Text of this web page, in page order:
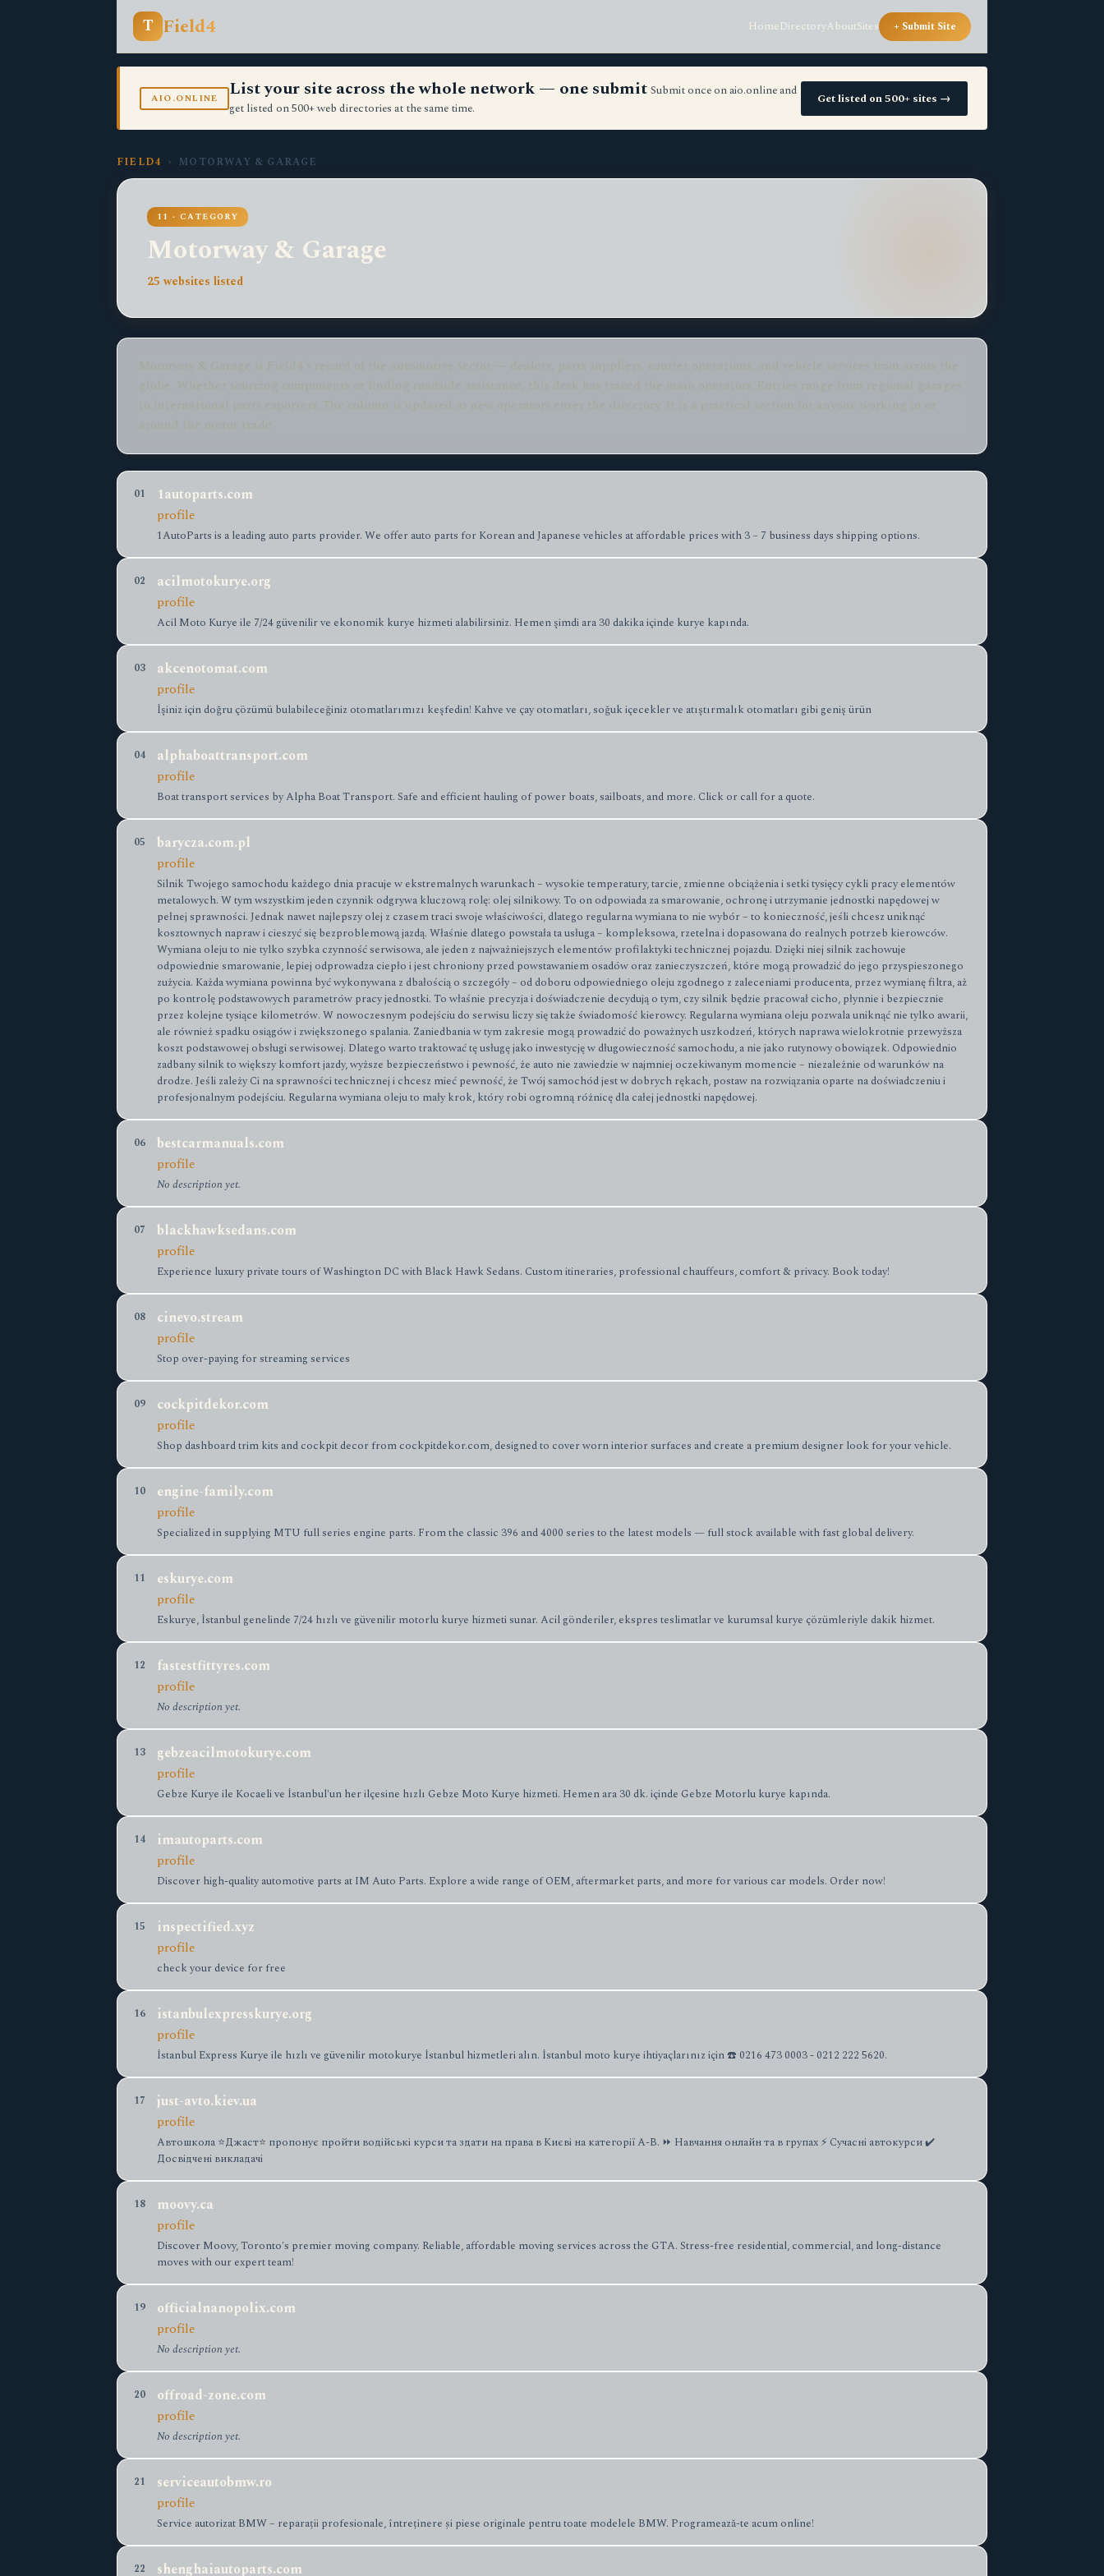
T Field4 HomeDirectoryAboutSites + Submit Site
AIO.ONLINE List your site across the whole network — one submit Submit once on aio.online and
get listed on 500+ web directories at the same time.
Get listed on 500+ sites →
FIELD4 › MOTORWAY & GARAGE
11 · CATEGORY
Motorway & Garage
25 websites listed
Motorway & Garage is Field4's record of the automotive sector — dealers, parts suppliers, courier operations, and vehicle services from across the
globe. Whether sourcing components or finding roadside assistance, this desk has traced the main operators. Entries range from regional garages
to international parts exporters. The column is updated as new operators enter the directory. It is a practical section for anyone working in or
around the motor trade.
01
1autoparts.com
profile
1AutoParts is a leading auto parts provider. We offer auto parts for Korean and Japanese vehicles at affordable prices with 3 – 7 business days shipping options.
02
acilmotokurye.org
profile
Acil Moto Kurye ile 7/24 güvenilir ve ekonomik kurye hizmeti alabilirsiniz. Hemen şimdi ara 30 dakika içinde kurye kapında.
03
akcenotomat.com
profile
İşiniz için doğru çözümü bulabileceğiniz otomatlarımızı keşfedin! Kahve ve çay otomatları, soğuk içecekler ve atıştırmalık otomatları gibi geniş ürün
04
alphaboattransport.com
profile
Boat transport services by Alpha Boat Transport. Safe and efficient hauling of power boats, sailboats, and more. Click or call for a quote.
05
barycza.com.pl
profile
Silnik Twojego samochodu każdego dnia pracuje w ekstremalnych warunkach – wysokie temperatury, tarcie, zmienne obciążenia i setki tysięcy cykli pracy elementów
metalowych. W tym wszystkim jeden czynnik odgrywa kluczową rolę: olej silnikowy. To on odpowiada za smarowanie, ochronę i utrzymanie jednostki napędowej w
pełnej sprawności. Jednak nawet najlepszy olej z czasem traci swoje właściwości, dlatego regularna wymiana to nie wybór – to konieczność, jeśli chcesz uniknąć
kosztownych napraw i cieszyć się bezproblemową jazdą. Właśnie dlatego powstała ta usługa – kompleksowa, rzetelna i dopasowana do realnych potrzeb kierowców.
Wymiana oleju to nie tylko szybka czynność serwisowa, ale jeden z najważniejszych elementów profilaktyki technicznej pojazdu. Dzięki niej silnik zachowuje
odpowiednie smarowanie, lepiej odprowadza ciepło i jest chroniony przed powstawaniem osadów oraz zanieczyszczeń, które mogą prowadzić do jego przyspieszonego
zużycia. Każda wymiana powinna być wykonywana z dbałością o szczegóły – od doboru odpowiedniego oleju zgodnego z zaleceniami producenta, przez wymianę filtra, aż
po kontrolę podstawowych parametrów pracy jednostki. To właśnie precyzja i doświadczenie decydują o tym, czy silnik będzie pracował cicho, płynnie i bezpiecznie
przez kolejne tysiące kilometrów. W nowoczesnym podejściu do serwisu liczy się także świadomość kierowcy. Regularna wymiana oleju pozwala uniknąć nie tylko awarii,
ale również spadku osiągów i zwiększonego spalania. Zaniedbania w tym zakresie mogą prowadzić do poważnych uszkodzeń, których naprawa wielokrotnie przewyższa
koszt podstawowej obsługi serwisowej. Dlatego warto traktować tę usługę jako inwestycję w długowieczność samochodu, a nie jako rutynowy obowiązek. Odpowiednio
zadbany silnik to większy komfort jazdy, wyższe bezpieczeństwo i pewność, że auto nie zawiedzie w najmniej oczekiwanym momencie – niezależnie od warunków na
drodze. Jeśli zależy Ci na sprawności technicznej i chcesz mieć pewność, że Twój samochód jest w dobrych rękach, postaw na rozwiązania oparte na doświadczeniu i
profesjonalnym podejściu. Regularna wymiana oleju to mały krok, który robi ogromną różnicę dla całej jednostki napędowej.
06
bestcarmanuals.com
profile
No description yet.
07
blackhawksedans.com
profile
Experience luxury private tours of Washington DC with Black Hawk Sedans. Custom itineraries, professional chauffeurs, comfort & privacy. Book today!
08
cinevo.stream
profile
Stop over-paying for streaming services
09
cockpitdekor.com
profile
Shop dashboard trim kits and cockpit decor from cockpitdekor.com, designed to cover worn interior surfaces and create a premium designer look for your vehicle.
10
engine-family.com
profile
Specialized in supplying MTU full series engine parts. From the classic 396 and 4000 series to the latest models — full stock available with fast global delivery.
11
eskurye.com
profile
Eskurye, İstanbul genelinde 7/24 hızlı ve güvenilir motorlu kurye hizmeti sunar. Acil gönderiler, ekspres teslimatlar ve kurumsal kurye çözümleriyle dakik hizmet.
12
fastestfittyres.com
profile
No description yet.
13
gebzeacilmotokurye.com
profile
Gebze Kurye ile Kocaeli ve İstanbul'un her ilçesine hızlı Gebze Moto Kurye hizmeti. Hemen ara 30 dk. içinde Gebze Motorlu kurye kapında.
14
imautoparts.com
profile
Discover high-quality automotive parts at IM Auto Parts. Explore a wide range of OEM, aftermarket parts, and more for various car models. Order now!
15
inspectified.xyz
profile
check your device for free
16
istanbulexpresskurye.org
profile
İstanbul Express Kurye ile hızlı ve güvenilir motokurye İstanbul hizmetleri alın. İstanbul moto kurye ihtiyaçlarınız için ☎️ 0216 473 0003 - 0212 222 5620.
17
just-avto.kiev.ua
profile
Автошкола ⭐Джаст⭐ пропонує пройти водійські курси та здати на права в Києві на категорії A-B. ⏩ Навчання онлайн та в групах ⚡ Сучасні автокурси ✔️
Досвідчені викладачі
18
moovy.ca
profile
Discover Moovy, Toronto's premier moving company. Reliable, affordable moving services across the GTA. Stress-free residential, commercial, and long-distance
moves with our expert team!
19
officialnanopolix.com
profile
No description yet.
20
offroad-zone.com
profile
No description yet.
21
serviceautobmw.ro
profile
Service autorizat BMW – reparații profesionale, întreținere și piese originale pentru toate modelele BMW. Programează-te acum online!
22 shenghaiautoparts.com